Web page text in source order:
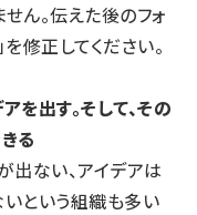
ん。伝えた後のフォ
修正してください。
を出す。そして、その
る
出ない、アイデアは
という組織も多い